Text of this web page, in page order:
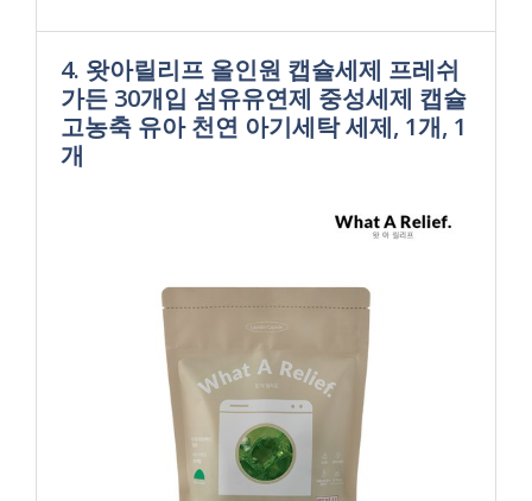
4. 왓아릴리프 올인원 캡슐세제 프레쉬
가든 30개입 섬유유연제 중성세제 캡슐
고농축 유아 천연 아기세탁 세제, 1개, 1
개